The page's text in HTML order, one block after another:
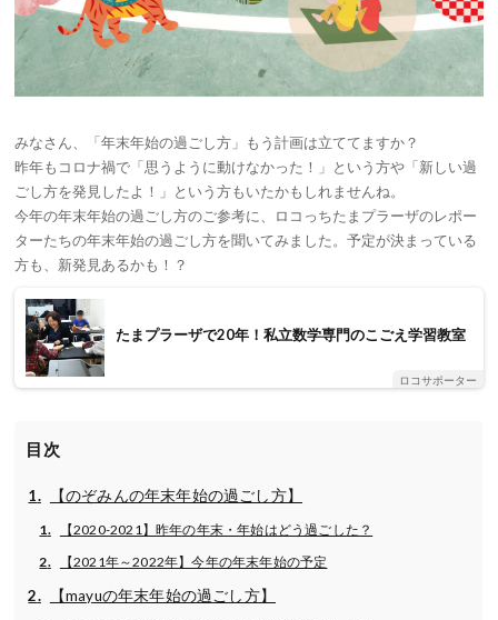
みなさん、「年末年始の過ごし方」もう計画は立ててますか？
昨年もコロナ禍で「思うように動けなかった！」という方や「新しい過
ごし方を発見したよ！」という方もいたかもしれませんね。
今年の年末年始の過ごし方のご参考に、ロコっちたまプラーザのレポー
ターたちの年末年始の過ごし方を聞いてみました。予定が決まっている
方も、新発見あるかも！？
たまプラーザで20年！私立数学専門のこごえ学習教室
ロコサポーター
目次
【のぞみんの年末年始の過ごし方】
【2020-2021】昨年の年末・年始はどう過ごした？
【2021年～2022年】今年の年末年始の予定
【mayuの年末年始の過ごし方】